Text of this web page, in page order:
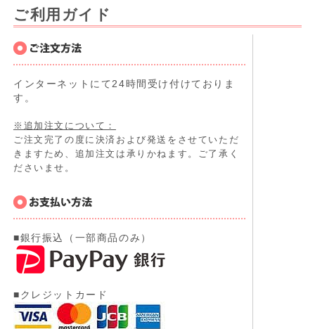
ご利用ガイド
インターネットにて24時間受け付けておりま
す。
※追加注文について：
ご注文完了の度に決済および発送をさせていただ
きますため、追加注文は承りかねます。ご了承く
ださいませ。
■銀行振込（一部商品のみ）
■クレジットカード